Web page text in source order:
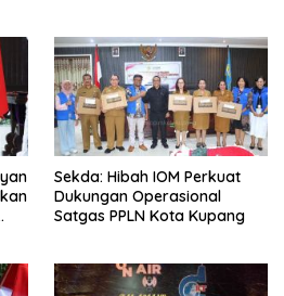
Sekda: Hibah IOM Perkuat
Dukungan Operasional
Satgas PPLN Kota Kupang